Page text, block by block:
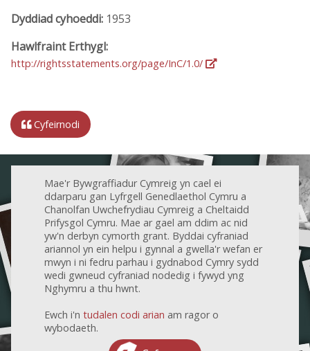
Dyddiad cyhoeddi: 1953
Hawlfraint Erthygl:
http://rightsstatements.org/page/InC/1.0/
Cyfeirnodi
Mae'r Bywgraffiadur Cymreig yn cael ei
ddarparu gan Lyfrgell Genedlaethol Cymru a
Chanolfan Uwchefrydiau Cymreig a Cheltaidd
Prifysgol Cymru. Mae ar gael am ddim ac nid
yw'n derbyn cymorth grant. Byddai cyfraniad
ariannol yn ein helpu i gynnal a gwella'r wefan er
mwyn i ni fedru parhau i gydnabod Cymry sydd
wedi gwneud cyfraniad nodedig i fywyd yng
Nghymru a thu hwnt.
Ewch i'n tudalen codi arian am ragor o
wybodaeth.